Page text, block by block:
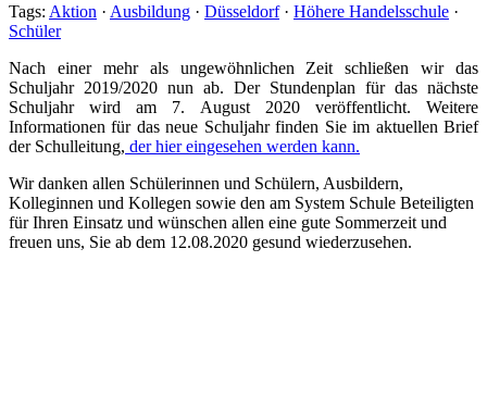
Tags: Aktion · Ausbildung · Düsseldorf· Höhere Handelsschule ·
Schüler
Nach einer mehr als ungewöhnlichen Zeit schließen wir das
Schuljahr 2019/2020 nun ab. Der Stundenplan für das nächste
Schuljahr wird am 7. August 2020 veröffentlicht. Weitere
Informationen für das neue Schuljahr finden Sie im aktuellen Brief
der Schulleitung, der hier eingesehen werden kann.
Wir danken allen Schülerinnen und Schülern, Ausbildern,
Kolleginnen und Kollegen sowie den am System Schule Beteiligten
für Ihren Einsatz und wünschen allen eine gute Sommerzeit und
freuen uns, Sie ab dem 12.08.2020 gesund wiederzusehen.